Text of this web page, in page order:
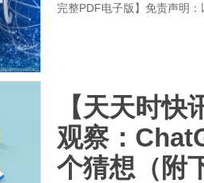
完整PDF电子版】免责声明
【天天时
观察：
个猜想（附